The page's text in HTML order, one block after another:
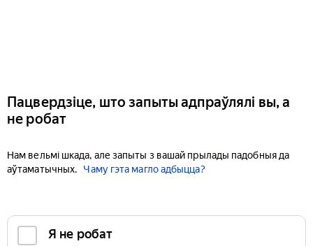
Пацвердзіце, што запыты адпраўлялі вы, а
не робат
Нам вельмі шкада, але запыты з вашай прылады падобныя да
аўтаматычных.
Чаму гэта магло адбыцца?
Я не робат